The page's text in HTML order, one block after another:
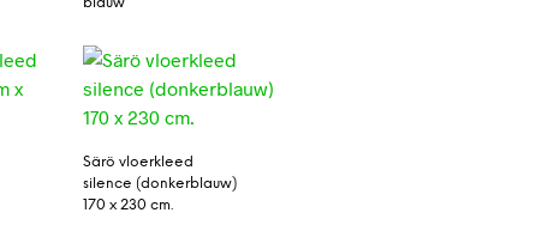
Särö vloerkleed
silence (donkerblauw)
170 x 230 cm.